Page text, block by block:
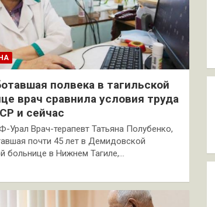
полвека в тагильской
врач сравнила условия труда
и сейчас
Урал Врач-терапевт Татьяна Полубенко,
почти 45 лет в Демидовской
больнице в Нижнем Тагиле,…